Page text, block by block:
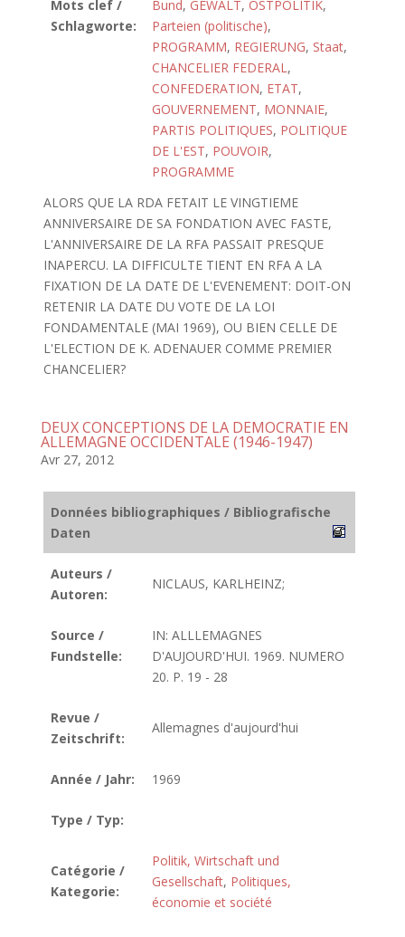
Mots clef /
Schlagworte:
Bund, GEWALT, OSTPOLITIK,
Parteien (politische),
PROGRAMM, REGIERUNG, Staat,
CHANCELIER FEDERAL,
CONFEDERATION, ETAT,
GOUVERNEMENT, MONNAIE,
PARTIS POLITIQUES, POLITIQUE
DE L'EST, POUVOIR,
PROGRAMME
ALORS QUE LA RDA FETAIT LE VINGTIEME
ANNIVERSAIRE DE SA FONDATION AVEC FASTE,
L'ANNIVERSAIRE DE LA RFA PASSAIT PRESQUE
INAPERCU. LA DIFFICULTE TIENT EN RFA A LA
FIXATION DE LA DATE DE L'EVENEMENT: DOIT-ON
RETENIR LA DATE DU VOTE DE LA LOI
FONDAMENTALE (MAI 1969), OU BIEN CELLE DE
L'ELECTION DE K. ADENAUER COMME PREMIER
CHANCELIER?
DEUX CONCEPTIONS DE LA DEMOCRATIE EN
ALLEMAGNE OCCIDENTALE (1946-1947)
Avr 27, 2012
Données bibliographiques / Bibliografische
Daten
Auteurs /
Autoren:
NICLAUS, KARLHEINZ;
Source /
Fundstelle:
IN: ALLLEMAGNES
D'AUJOURD'HUI. 1969. NUMERO
20. P. 19 - 28
Revue /
Zeitschrift:
Allemagnes d'aujourd'hui
Année / Jahr: 1969
Type / Typ:
Catégorie /
Kategorie:
Politik, Wirtschaft und
Gesellschaft, Politiques,
économie et société